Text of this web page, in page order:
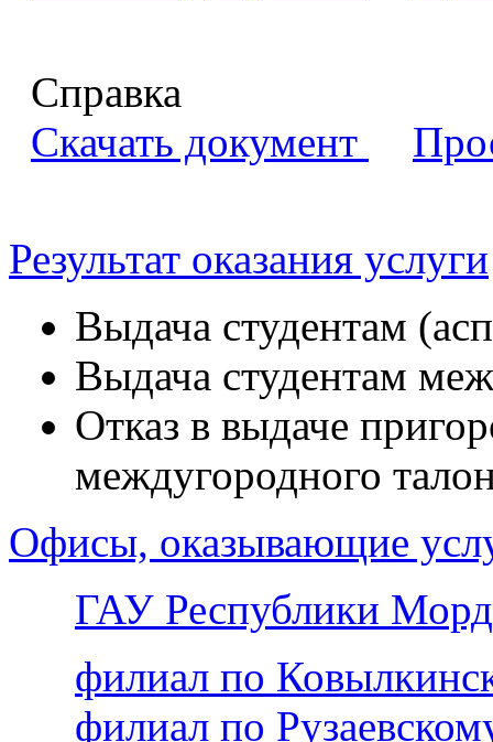
Справка
Скачать документ
Результат оказания услуги
Выдача студентам
Выдача студентам
Отказ в выдаче
междугородного
Офисы, оказывающие
ГАУ Республики
филиал по
филиал по